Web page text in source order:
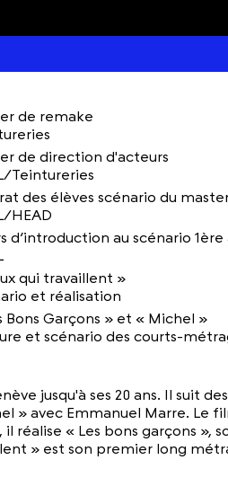
de remake
de direction d'acteurs
Teintureries
des élèves scénario du
HEAD
d’introduction au scénario
qui travaillent »
et réalisation
Bons Garçons » et « Michel »
et scénario des courts-
jusqu'à ses 20 ans. Il suit
» avec Emmanuel Marre.
il réalise « Les bons garçons
» est son premier long